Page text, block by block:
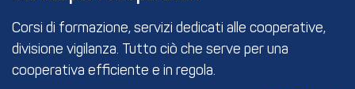
Corsi di formazione, servizi dedicati alle cooperative,
divisione vigilanza. Tutto ciò che serve per una
cooperativa efficiente e in regola.